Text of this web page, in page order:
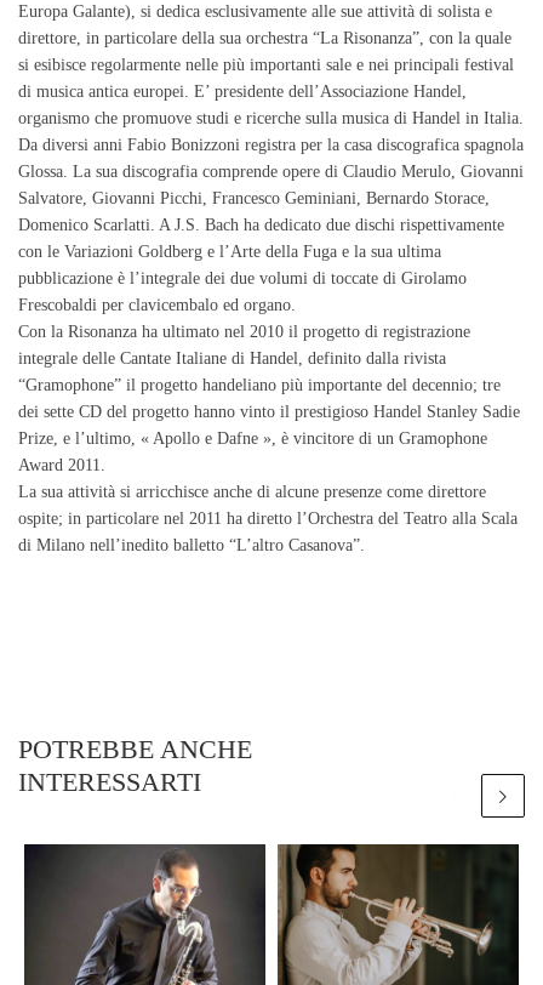
Europa Galante), si dedica esclusivamente alle sue attività di solista e
direttore, in particolare della sua orchestra “La Risonanza”, con la quale
si esibisce regolarmente nelle più importanti sale e nei principali festival
di musica antica europei. E’ presidente dell’Associazione Handel,
organismo che promuove studi e ricerche sulla musica di Handel in Italia.
Da diversi anni Fabio Bonizzoni registra per la casa discografica spagnola
Glossa. La sua discografia comprende opere di Claudio Merulo, Giovanni
Salvatore, Giovanni Picchi, Francesco Geminiani, Bernardo Storace,
Domenico Scarlatti. A J.S. Bach ha dedicato due dischi rispettivamente
con le Variazioni Goldberg e l’Arte della Fuga e la sua ultima
pubblicazione è l’integrale dei due volumi di toccate di Girolamo
Frescobaldi per clavicembalo ed organo.
Con la Risonanza ha ultimato nel 2010 il progetto di registrazione
integrale delle Cantate Italiane di Handel, definito dalla rivista
“Gramophone” il progetto handeliano più importante del decennio; tre
dei sette CD del progetto hanno vinto il prestigioso Handel Stanley Sadie
Prize, e l’ultimo, « Apollo e Dafne », è vincitore di un Gramophone
Award 2011.
La sua attività si arricchisce anche di alcune presenze come direttore
ospite; in particolare nel 2011 ha diretto l’Orchestra del Teatro alla Scala
di Milano nell’inedito balletto “L’altro Casanova”.
POTREBBE ANCHE
INTERESSARTI